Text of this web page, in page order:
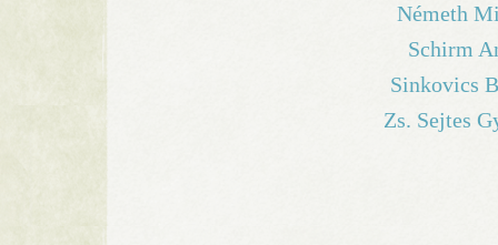
Németh
Schirm
Sinkovics
Zs. Sejtes